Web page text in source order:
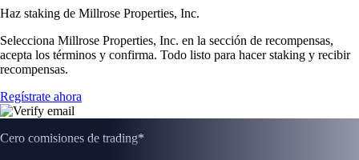
Haz staking de Millrose Properties, Inc.
Selecciona Millrose Properties, Inc. en la sección de recompensas,
acepta los términos y confirma. Todo listo para hacer staking y recibir
recompensas.
Regístrate ahora
Cero comisiones de trading*